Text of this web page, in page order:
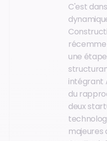
C'est
une étape
intégrant
du
deux
majeures